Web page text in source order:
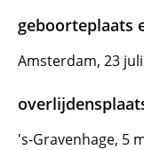
geboorteplaats
Amsterdam, 23
's-Gravenhage, 5